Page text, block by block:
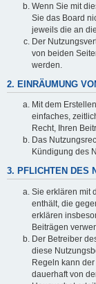
Wenn Sie mit
Sie das Board
jeweils die an
Der
von beiden
werden.
2. EINRÄUMUNG
Mit dem
einfaches,
Recht, Ihren
Das
Kündigung des
3. PFLICHTEN DES
Sie erklären mit
enthält, die
erklären
Beiträgen
Der Betreiber
diese
Regeln kann
dauerhaft von